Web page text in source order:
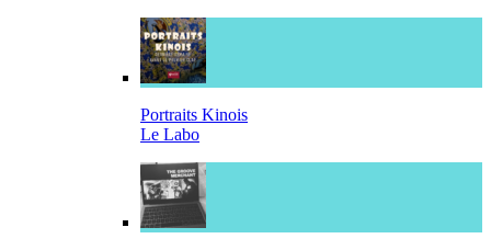
Portraits Kinois
Le Labo